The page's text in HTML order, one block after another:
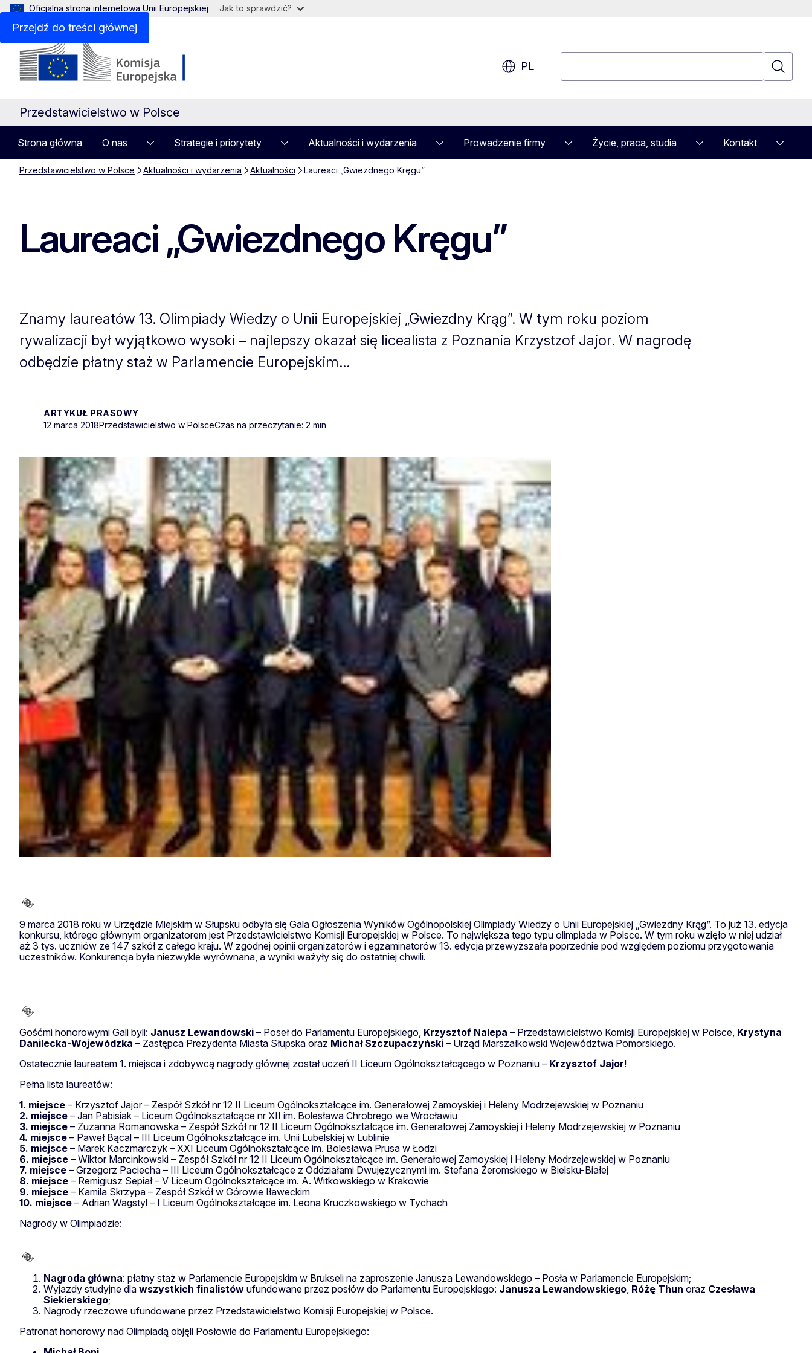
Przejdź do treści głównej
Oficjalna strona internetowa Unii Europejskiej Jak to sprawdzić?
PL
Przedstawicielstwo w Polsce
Strona główna O nas Strategie i priorytety Aktualności i wydarzenia Prowadzenie firmy Życie, praca, studia Kontakt
Przedstawicielstwo w Polsce Aktualności i wydarzenia Aktualności Laureaci „Gwiezdnego Kręgu”
Laureaci „Gwiezdnego Kręgu”
Znamy laureatów 13. Olimpiady Wiedzy o Unii Europejskiej „Gwiezdny Krąg”. W tym roku poziom
rywalizacji był wyjątkowo wysoki – najlepszy okazał się licealista z Poznania Krzystzof Jajor. W nagrodę
odbędzie płatny staż w Parlamencie Europejskim...
ARTYKUŁ PRASOWY
12 marca 2018Przedstawicielstwo w PolsceCzas na przeczytanie: 2 min
9 marca 2018 roku w Urzędzie Miejskim w Słupsku odbyła się Gala Ogłoszenia Wyników Ogólnopolskiej Olimpiady Wiedzy o Unii Europejskiej „Gwiezdny Krąg”. To już 13. edycja
konkursu, którego głównym organizatorem jest Przedstawicielstwo Komisji Europejskiej w Polsce. To największa tego typu olimpiada w Polsce. W tym roku wzięło w niej udział
aż 3 tys. uczniów ze 147 szkół z całego kraju. W zgodnej opinii organizatorów i egzaminatorów 13. edycja przewyższała poprzednie pod względem poziomu przygotowania
uczestników. Konkurencja była niezwykle wyrównana, a wyniki ważyły się do ostatniej chwili.
Gośćmi honorowymi Gali byli: Janusz Lewandowski – Poseł do Parlamentu Europejskiego, Krzysztof Nalepa – Przedstawicielstwo Komisji Europejskiej w Polsce, Krystyna
Danilecka-Wojewódzka – Zastępca Prezydenta Miasta Słupska oraz Michał Szczupaczyński – Urząd Marszałkowski Województwa Pomorskiego.
Ostatecznie laureatem 1. miejsca i zdobywcą nagrody głównej został uczeń II Liceum Ogólnokształcącego w Poznaniu – Krzysztof Jajor!
Pełna lista laureatów:
1. miejsce – Krzysztof Jajor – Zespół Szkół nr 12 II Liceum Ogólnokształcące im. Generałowej Zamoyskiej i Heleny Modrzejewskiej w Poznaniu
2. miejsce – Jan Pabisiak – Liceum Ogólnokształcące nr XII im. Bolesława Chrobrego we Wrocławiu
3. miejsce – Zuzanna Romanowska – Zespół Szkół nr 12 II Liceum Ogólnokształcące im. Generałowej Zamoyskiej i Heleny Modrzejewskiej w Poznaniu
4. miejsce – Paweł Bącal – III Liceum Ogólnokształcące im. Unii Lubelskiej w Lublinie
5. miejsce – Marek Kaczmarczyk – XXI Liceum Ogólnokształcące im. Bolesława Prusa w Łodzi
6. miejsce – Wiktor Marcinkowski – Zespół Szkół nr 12 II Liceum Ogólnokształcące im. Generałowej Zamoyskiej i Heleny Modrzejewskiej w Poznaniu
7. miejsce – Grzegorz Paciecha – III Liceum Ogólnokształcące z Oddziałami Dwujęzycznymi im. Stefana Żeromskiego w Bielsku-Białej
8. miejsce – Remigiusz Sepiał – V Liceum Ogólnokształcące im. A. Witkowskiego w Krakowie
9. miejsce – Kamila Skrzypa – Zespół Szkół w Górowie Iławeckim
10. miejsce – Adrian Wagstyl – I Liceum Ogólnokształcące im. Leona Kruczkowskiego w Tychach
Nagrody w Olimpiadzie:
Nagroda główna: płatny staż w Parlamencie Europejskim w Brukseli na zaproszenie Janusza Lewandowskiego – Posła w Parlamencie Europejskim;
Wyjazdy studyjne dla wszystkich finalistów ufundowane przez posłów do Parlamentu Europejskiego: Janusza Lewandowskiego Różę Thun oraz Czesława
Siekierskiego;
Nagrody rzeczowe ufundowane przez Przedstawicielstwo Komisji Europejskiej w Polsce.
Patronat honorowy nad Olimpiadą objęli Posłowie do Parlamentu Europejskiego: